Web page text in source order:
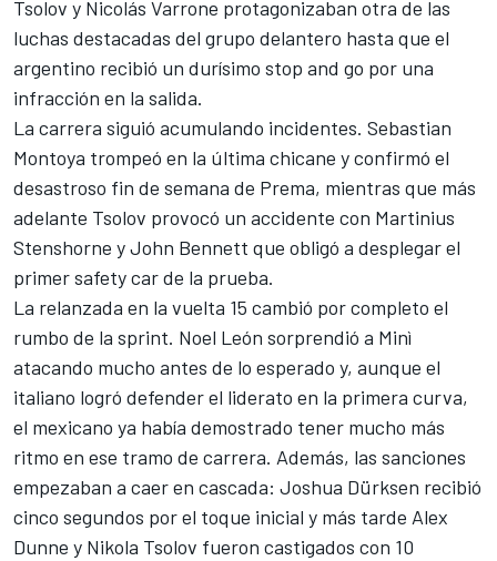
Tsolov y Nicolás Varrone protagonizaban otra de las
luchas destacadas del grupo delantero hasta que el
argentino recibió un durísimo stop and go por una
infracción en la salida.
La carrera siguió acumulando incidentes. Sebastian
Montoya trompeó en la última chicane y confirmó el
desastroso fin de semana de Prema, mientras que más
adelante Tsolov provocó un accidente con Martinius
Stenshorne yJohn Bennett que obligó a desplegar el
primer safety car de la prueba.
La relanzada en la vuelta 15 cambió por completo el
rumbo de la sprint. Noel León sorprendió a Minì
atacando mucho antes de lo esperado y, aunque el
italiano logró defender el liderato en la primera curva,
el mexicano ya había demostrado tener mucho más
ritmo en ese tramo de carrera. Además, las sanciones
empezaban a caer en cascada: Joshua Dürksen recibió
cinco segundos por el toque inicial y más tarde Alex
Dunne y Nikola Tsolov fueron castigados con 10